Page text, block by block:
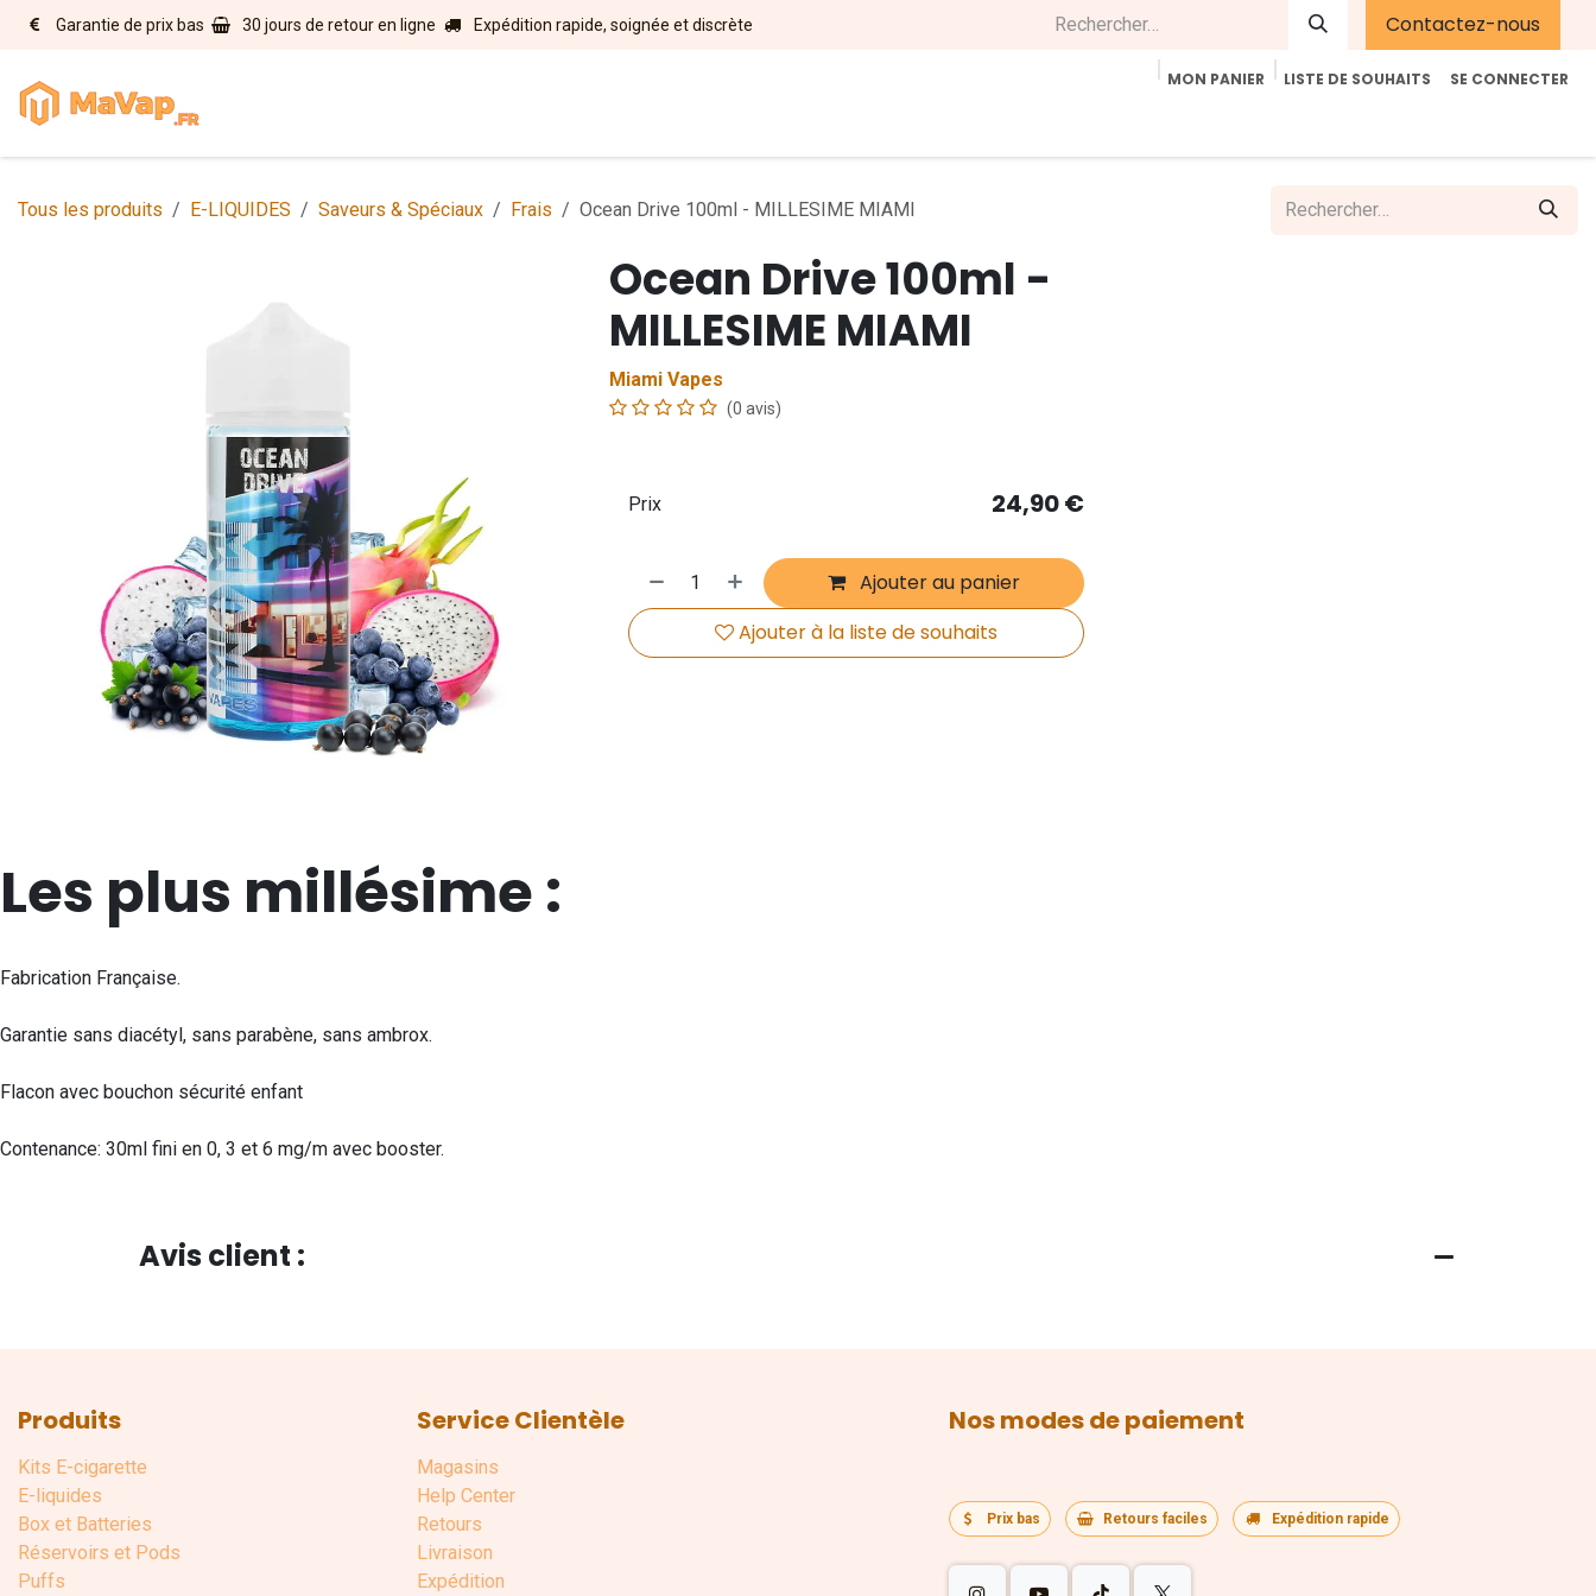
Se rendre au contenu
Garantie de prix bas 30 jours de retour en ligne Expédition rapide, soignée et discrète Contactez-nous
MON PANIER LISTE DE SOUHAITS SE CONNECTER
Tous les produits E-LIQUIDES Saveurs & Spéciaux Frais Ocean Drive 100ml - MILLESIME MIAMI
Ocean Drive 100ml -
MILLESIME MIAMI
Miami Vapes
(0 avis)
Ajouter au panier
Ajouter à la liste de souhaits
Prix 24,90€
Les plus millésime :
Fabrication Française.
Garantie sans diacétyl, sans parabène, sans ambrox.
Flacon avec bouchon sécurité enfant
Contenance: 30ml fini en 0, 3 et 6 mg/m avec booster.
Avis client :
Produits
Kits E-cigarette
E-liquides
Box et Batteries
Réservoirs et Pods
Puffs
Service Clientèle
Magasins
Help Center
Retours
Livraison
Expédition
Nos modes de paiement
Prix bas Retours faciles Expédition rapide